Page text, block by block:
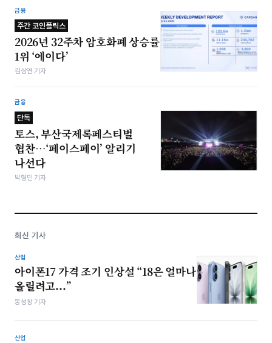
금융
주간 코인플릭스
2026년 32주차 암호화폐 상승률
1위 ‘에이다’
김상연 기자
금융
단독
토스, 부산국제록페스티벌
협찬…‘페이스페이’ 알리기
나선다
박형민 기자
최신 기사
산업
아이폰17 가격 조기 인상설 “18은 얼마나
올릴려고...”
봉성창 기자
산업